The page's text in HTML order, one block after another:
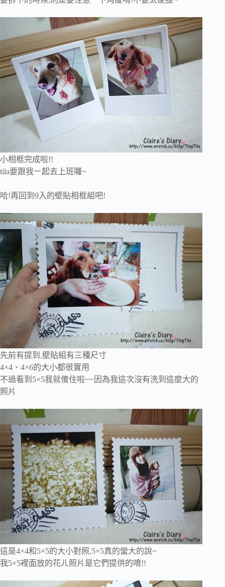
小相框完成啦!!
tila要跟我ㄧ起去上班囉~
哈!再回到9入的壁貼相框組吧!
先前有提到,壁貼組有三種尺寸
4×4、4×6的大小都很實用
不過看到5×5我就傻住啦~~因為我這次沒有洗到這麼大的
照片
這是4×4和5×5的大小對照,5×5真的蠻大的說~
我5×5裡面放的花ㄦ照片是它們提供的唷!!